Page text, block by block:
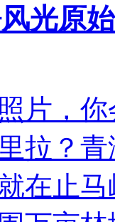
光原
片，
拉？
在止